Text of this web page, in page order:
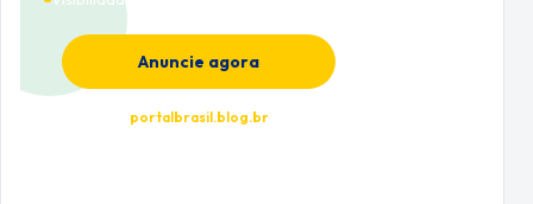
Anuncie agora
portalbrasil.blog.br